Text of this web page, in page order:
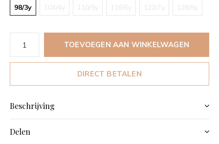
98/3y 104/4y 110/5y 116/6y 122/7y 128/8y
TOEVOEGEN AAN WINKELWAGEN
DIRECT BETALEN
Beschrijving
Delen